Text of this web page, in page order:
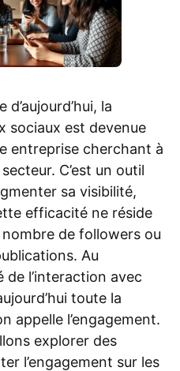
d’aujourd’hui, la
sociaux est devenue
entreprise cherchant à
C’est un outil
sa visibilité,
efficacité ne réside
de followers ou
Au
de l’interaction avec
toute la
appelle l’engagement.
explorer des
l’engagement sur les